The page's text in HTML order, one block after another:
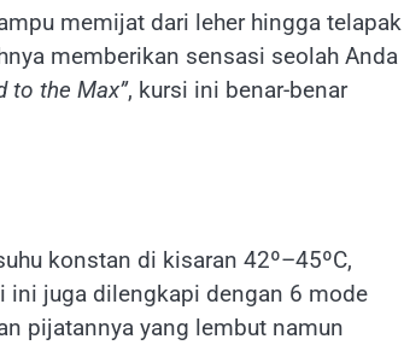
memijat dari leher hingga telapak
memberikan sensasi seolah Anda
to the Max”, kursi ini benar-benar
konstan di kisaran 42º–45ºC,
ini juga dilengkapi dengan 6 mode
pijatannya yang lembut namun